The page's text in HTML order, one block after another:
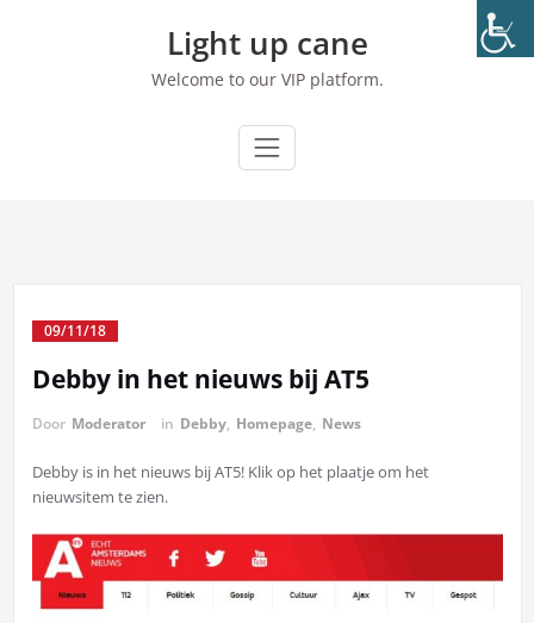
Light up cane
Welcome to our VIP platform.
09/11/18
Debby in het nieuws bij AT5
Door Moderator in Debby, Homepage, News
Debby is in het nieuws bij AT5! Klik op het plaatje om het
nieuwsitem te zien.